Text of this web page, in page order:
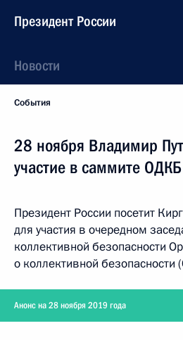
Президент России
Новости
События
28 ноября Владимир
участие в саммите
Президент России посетит
для участия в очередном
коллективной безопасности
о коллективной безопасности
Анонс на 28 ноября 2019 года